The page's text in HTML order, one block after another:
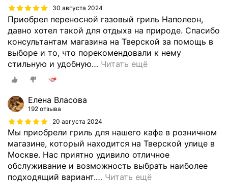
30 августа 2024
Приобрел переносной газовый гриль Наполеон,
давно хотел такой для отдыха на природе. Спасибо
консультантам магазина на Тверской за помощь в
выборе и то, что порекомендовали к нему
стильную и удобную… Читать ещё
Елена Власова
192 отзыва
20 августа 2024
Мы приобрели гриль для нашего кафе в розничном
магазине, который находится на Тверской улице в
Москве. Нас приятно удивило отличное
обслуживание и возможность выбрать наиболее
подходящий вариант.… Читать ещё